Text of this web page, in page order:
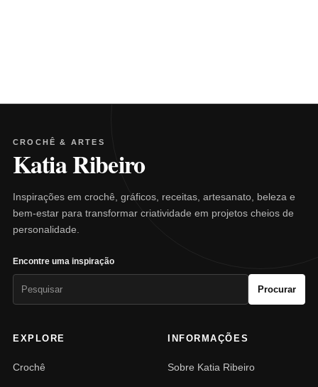
CROCHÊ & ARTES
Katia Ribeiro
Inspirações em crochê, gráficos, receitas, artesanato, beleza e
bem-estar para transformar criatividade em projetos cheios de
personalidade.
Encontre uma inspiração
Procurar
EXPLORE
Crochê
INFORMAÇÕES
Sobre Katia Ribeiro